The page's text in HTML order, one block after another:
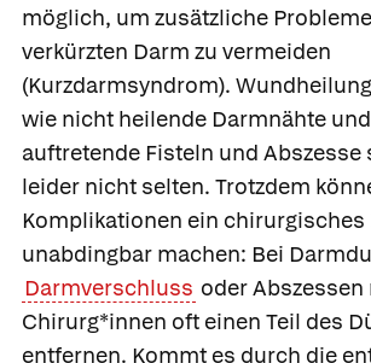
möglich, um zusätzliche
verkürzten Darm zu vermeiden
(Kurzdarmsyndrom).
wie nicht heilende Darmnähte
auftretende Fisteln und Abszesse
leider nicht selten. Trotzdem
Komplikationen ein chirurgisches
unabdingbar machen: Bei
Darmverschluss oder
Chirurg*innen oft einen Teil des
entfernen. Kommt es durch die